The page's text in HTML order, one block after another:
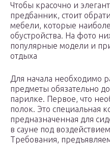
Чтобы красочно и
предбанник, стоит
мебели, которые
обустройства. На фото
популярные модели и
отдыха
Для начала необходимо
предметы обязательно
парилке. Первое, что
полок. Это специальная
предназначенная для
в сауне под
Требования,